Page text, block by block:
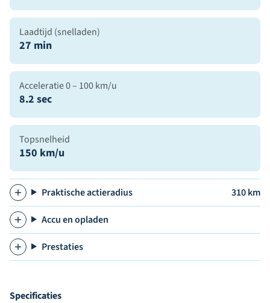
Laadtijd (snelladen)
27 min
Acceleratie 0 – 100 km/u
8.2 sec
Topsnelheid
150 km/u
Praktische actieradius 310 km
Accu en opladen
Prestaties
Specificaties